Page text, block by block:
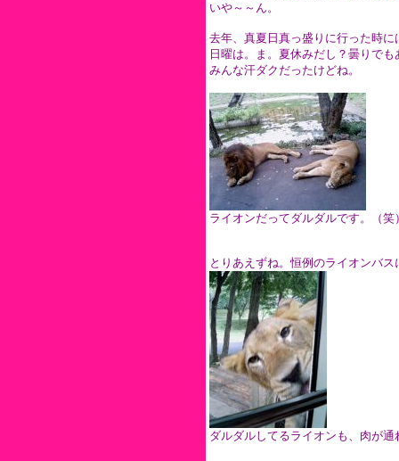
いや～～ん。
去年、真夏日真っ盛りに行った時
日曜は。ま。夏休みだし？曇りで
みんな汗ダクだったけどね。
ライオンだってダルダルです。（笑
とりあえずね。恒例のライオンバ
ダルダルしてるライオンも、肉が通